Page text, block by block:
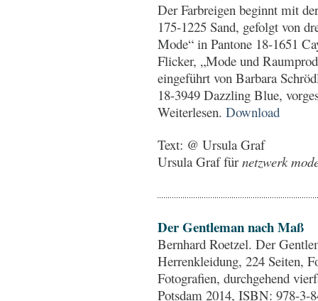
Der Farbreigen beginnt mit
175-1225 Sand, gefolgt von
Mode“ in Pantone 18-1651
Flicker, „Mode und
eingeführt von Barbara
18-3949 Dazzling Blue,
Weiterlesen.Download
Text: @ Ursula Graf
Ursula Graf fürnetzwerk
Der Gentleman nach Maß
Bernhard Roetzel. Der
Herrenkleidung, 224 Seiten,
Fotografien, durchgehend
Potsdam 2014, ISBN: 978-3-